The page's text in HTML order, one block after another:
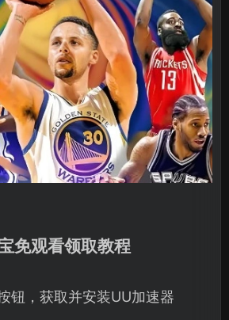
免观看领取教程
钮，获取并安装UU加速器